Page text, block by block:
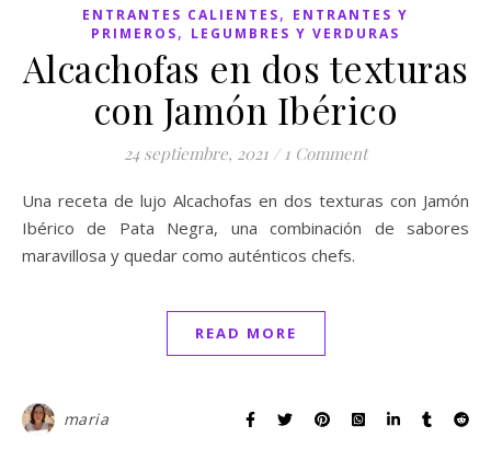
ENTRANTES CALIENTES, ENTRANTES Y
PRIMEROS, LEGUMBRES Y VERDURAS
Alcachofas en dos texturas
con Jamón Ibérico
24 septiembre, 2021 / 1 Comment
Una receta de lujo Alcachofas en dos texturas con Jamón
Ibérico de Pata Negra, una combinación de sabores
maravillosa y quedar como auténticos chefs.
READ MORE
maria